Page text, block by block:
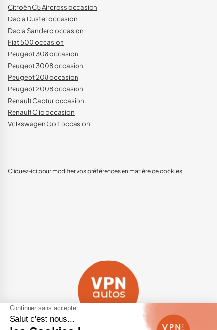
Citroën C5 Aircross occasion
Dacia Duster occasion
Dacia Sandero occasion
Fiat 500 occasion
Peugeot 308 occasion
Peugeot 3008 occasion
Peugeot 208 occasion
Peugeot 2008 occasion
Renault Captur occasion
Renault Clio occasion
Volkswagen Golf occasion
Cliquez-ici pour modifier vos préférences en matière de cookies